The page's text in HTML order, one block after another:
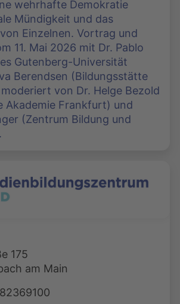
wehrhafte Demokratie
Mündigkeit und das
Einzelnen. Vortrag und
11. Mai 2026 mit Dr. Pablo
Gutenberg-Universität
Berendsen (Bildungsstätte
von Dr. Helge Bezold
Akademie Frankfurt) und
(Zentrum Bildung und
175
am Main